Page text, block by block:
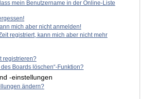
mein Benutzername in der Online-Liste
mich aber nicht anmelden!
registriert, kann mich aber nicht mehr
registrieren?
Boards löschen“-Funktion?
-einstellungen
ändern?